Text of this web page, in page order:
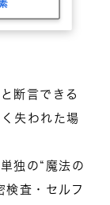
断言できる
失われた場
独の“魔法の
検査・セルフ